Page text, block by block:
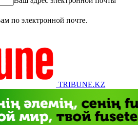
по электронной почте.
TRIBUNE.KZ